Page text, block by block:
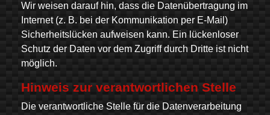
Wir weisen darauf hin, dass die Datenübertragung im
Internet (z. B. bei der Kommunikation per E-Mail)
Sicherheitslücken aufweisen kann. Ein lückenloser
Schutz der Daten vor dem Zugriff durch Dritte ist nicht
möglich.
Hinweis zur verantwortlichen Stelle
Die verantwortliche Stelle für die Datenverarbeitung